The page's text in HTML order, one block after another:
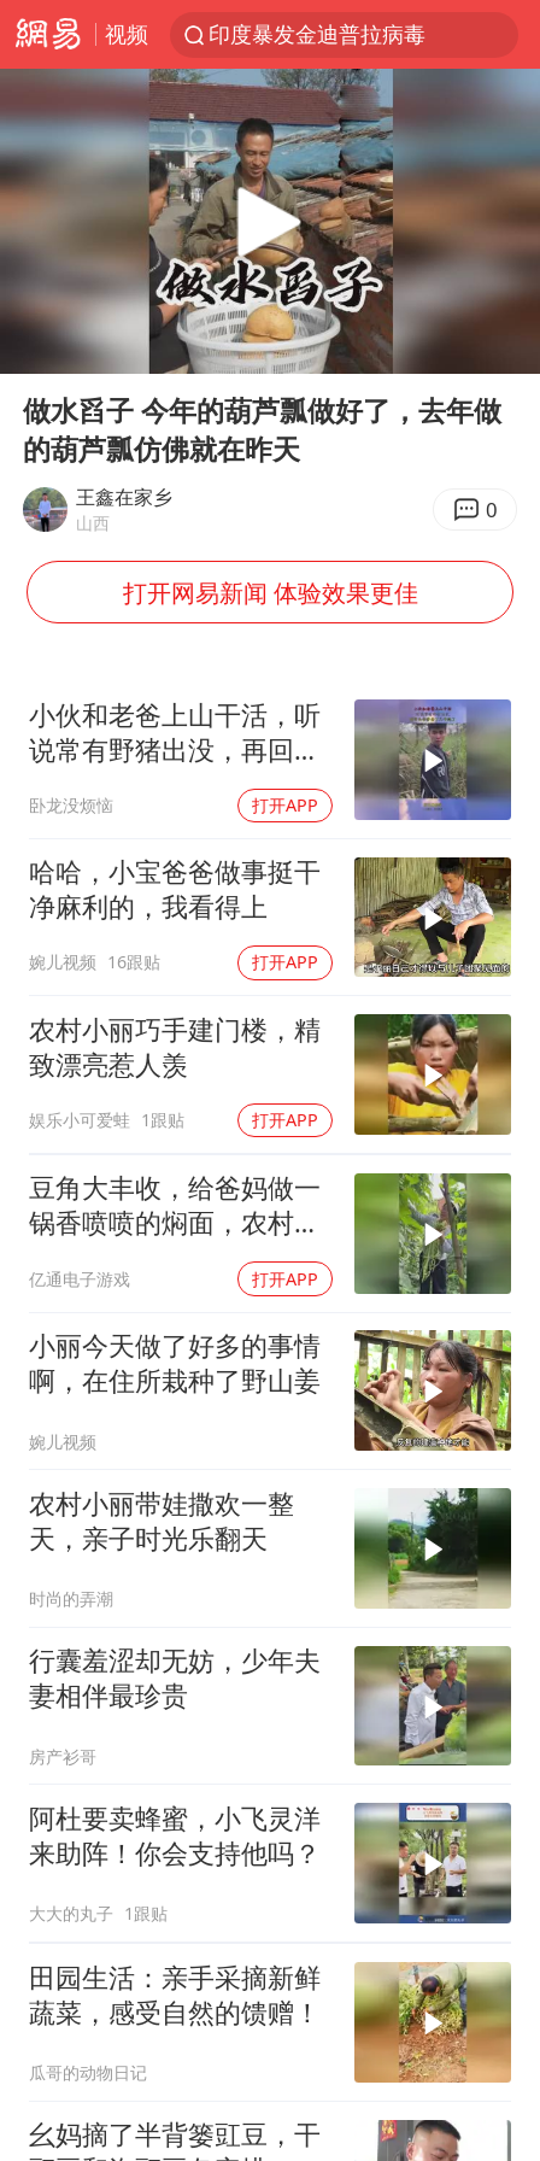
视频
印度暴发金迪普拉病毒
陕西柞水突发泥石流致1死2失联
“事业单位招聘不是人情买卖”
杭州一小区17楼玻璃幕墙爆裂
南大数院院长疑辞职信里写不想干了
美国退回1000亿美元关税
闪电劈中电线炸出一条火花
李嫣近照曝光
新华社权威快报|我国编制完成新版全月地质图
中国经济展现强大韧性和活力
Play
00:00
做水舀子 今年的葫芦瓢做好了，去年做
的葫芦瓢仿佛就在昨天
王鑫在家乡
山西 0
打开网易新闻 体验效果更佳
小伙和老爸上山干活，听
说常有野猪出没，再回头
卧龙没烦恼 打开APP
哈哈，小宝爸爸做事挺干
净麻利的，我看得上
婉儿视频 16跟贴 打开APP
农村小丽巧手建门楼，精
致漂亮惹人羡
娱乐小可爱蛙 1跟贴 打开APP
豆角大丰收，给爸妈做一
锅香喷喷的焖面，农村味
亿通电子游戏 打开APP
小丽今天做了好多的事情
啊，在住所栽种了野山姜
婉儿视频
农村小丽带娃撒欢一整
天，亲子时光乐翻天
时尚的弄潮
行囊羞涩却无妨，少年夫
妻相伴最珍贵
房产衫哥
阿杜要卖蜂蜜，小飞灵洋
来助阵！你会支持他吗？
大大的丸子 1跟贴
田园生活：亲手采摘新鲜
蔬菜，感受自然的馈赠！
瓜哥的动物日记
幺妈摘了半背篓豇豆，干